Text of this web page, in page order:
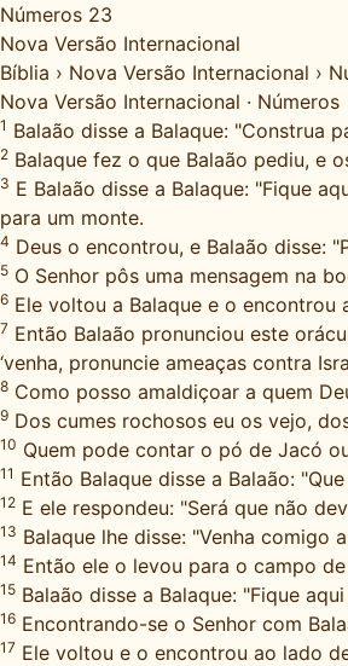
Números 23
Nova Versão Internacional
Bíblia › Nova Versão Internacional ›
Nova Versão Internacional · Números
1 Balaão disse a Balaque: "Construa
2 Balaque fez o que Balaão pediu, e
3 E Balaão disse a Balaque: "Fique
para um monte.
4 Deus o encontrou, e Balaão disse:
5 O Senhor pôs uma mensagem na
6 Ele voltou a Balaque e o
7 Então Balaão pronunciou este
‘venha, pronuncie ameaças contra
8 Como posso amaldiçoar a quem
9 Dos cumes rochosos eu os vejo,
10 Quem pode contar o pó de Jacó
11 Então Balaque disse a Balaão:
12 E ele respondeu: "Será que não
13 Balaque lhe disse: "Venha
14 Então ele o levou para o campo
15 Balaão disse a Balaque: "Fique
16 Encontrando-se o Senhor com
17 Ele voltou e o encontrou ao lado